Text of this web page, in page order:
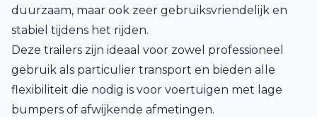
duurzaam, maar ook zeer gebruiksvriendelijk en
stabiel tijdens het rijden.
Deze trailers zijn ideaal voor zowel professioneel
gebruik als particulier transport en bieden alle
flexibiliteit die nodig is voor voertuigen met lage
bumpers of afwijkende afmetingen.